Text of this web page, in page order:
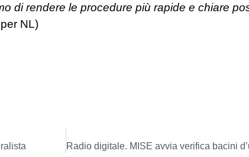
di rendere le procedure più rapide e chiare
NL)